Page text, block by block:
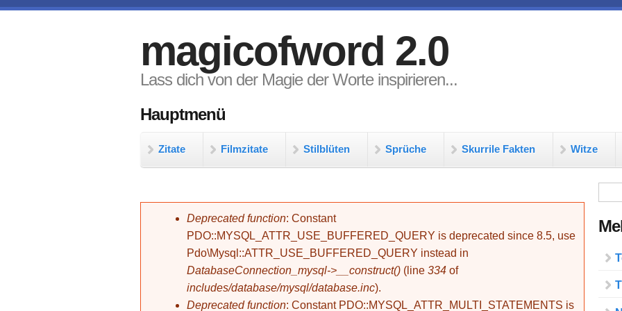
magicofword 2.0
Lass dich von der Magie der Worte inspirieren...
Hauptmenü
Zitate Filmzitate Stilblüten Sprüche Skurrile Fakten Witze
Fehlermeldung
Deprecated function: Constant
PDO::MYSQL_ATTR_USE_BUFFERED_QUERY is deprecated since 8.5, use
Pdo\Mysql::ATTR_USE_BUFFERED_QUERY instead in
DatabaseConnection_mysql->__construct() (line 334 of
includes/database/mysql/database.inc).
Deprecated function: Constant PDO::MYSQL_ATTR_MULTI_STATEMENTS is